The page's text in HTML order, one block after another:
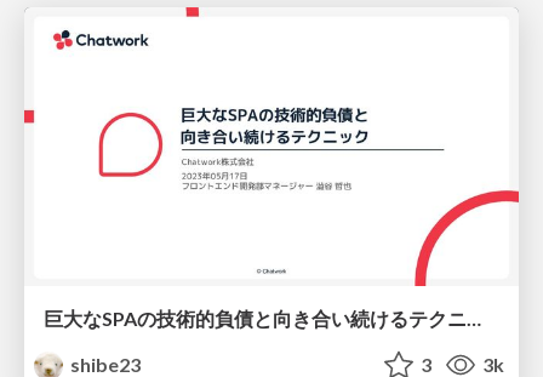
巨大なSPAの技術的負債と向き合い続けるテクニック
shibe23
3 3k